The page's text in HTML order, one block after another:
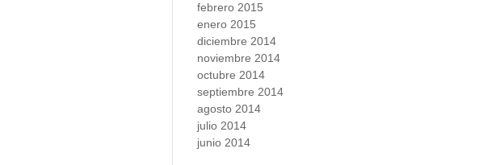
febrero 2015
enero 2015
diciembre 2014
noviembre 2014
octubre 2014
septiembre 2014
agosto 2014
julio 2014
junio 2014